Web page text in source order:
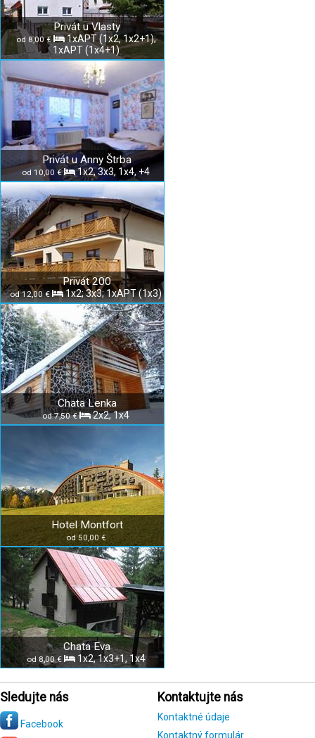
Privát u Vlasty
od 8,00 €
1xAPT (1x2, 1x2+1);
1xAPT (1x4+1)
Privát u Anny Štrba
od 10,00 € 1x2, 3x3, 1x4, +4
Privát 200
od 12,00 € 1x2; 3x3; 1xAPT (1x3)
Chata Lenka
od 7,50 € 2x2, 1x4
Hotel Montfort
od 50,00 €
Chata Eva
od 8,00 € 1x2, 1x3+1, 1x4
Sledujte nás
Facebook
Kontaktujte nás
Kontaktné údaje
Kontaktný formulár